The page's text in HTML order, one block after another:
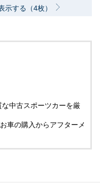
示する（4枚）
中古スポーツカーを厳
車の購入からアフターメ
ト。